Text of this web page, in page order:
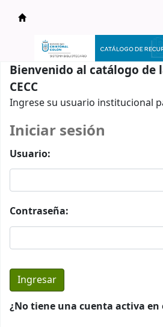
Catálogo en línea
Bienvenido al catálogo de
CECC
Ingrese su usuario institucional
Iniciar sesión
Usuario:
Contraseña:
¿No tiene una cuenta activa en